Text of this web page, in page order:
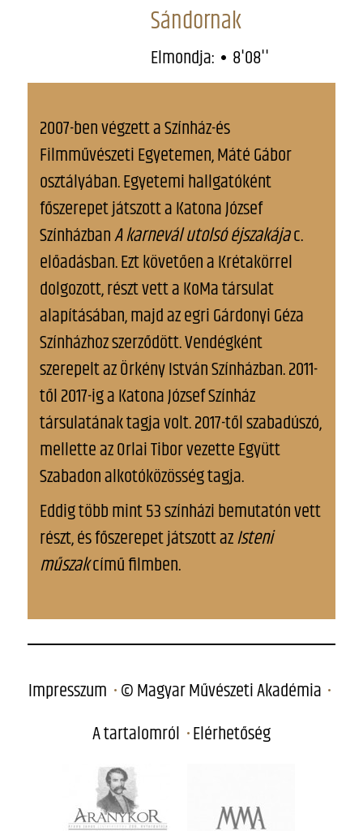
Sándornak
Elmondja: 8'08''
2007-ben végzett a Színház-és
Filmművészeti Egyetemen, Máté Gábor
osztályában. Egyetemi hallgatóként
főszerepet játszott a Katona József
SzínházbanA karnevál utolsó éjszakájac.
előadásban. Ezt követően a Krétakörrel
dolgozott, részt vett a KoMa társulat
alapításában, majd az egri Gárdonyi Géza
Színházhoz szerződött. Vendégként
szerepelt az Örkény István Színházban. 2011-
től 2017-ig a Katona József Színház
társulatának tagja volt. 2017-től szabadúszó,
mellette az Orlai Tibor vezette Együtt
Szabadon alkotóközösség tagja.
Eddig több mint 53 színházi bemutatón vett
részt, és főszerepet játszott azIsteni
műszakcímű filmben.
Impresszum © Magyar Művészeti Akadémia
A tartalomról Elérhetőség